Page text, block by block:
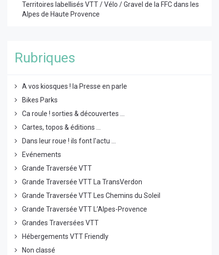
Territoires labellisés VTT / Vélo / Gravel de la FFC dans les
Alpes de Haute Provence
Rubriques
A vos kiosques ! la Presse en parle
Bikes Parks
Ca roule ! sorties & découvertes ...
Cartes, topos & éditions ...
Dans leur roue ! ils font l'actu ...
Evénements
Grande Traversée VTT
Grande Traversée VTT La TransVerdon
Grande Traversée VTT Les Chemins du Soleil
Grande Traversée VTT L’Alpes-Provence
Grandes Traversées VTT
Hébergements VTT Friendly
Non classé